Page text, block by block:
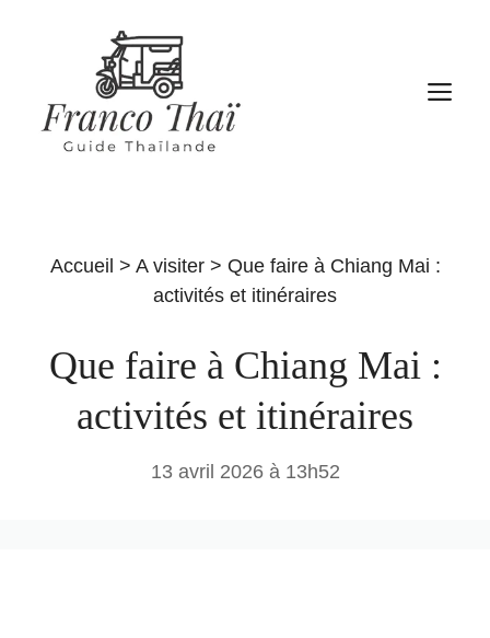
Accueil > A visiter> Que faire à Chiang Mai :
activités et itinéraires
Que faire à Chiang Mai :
activités et itinéraires
13 avril 2026 à 13h52